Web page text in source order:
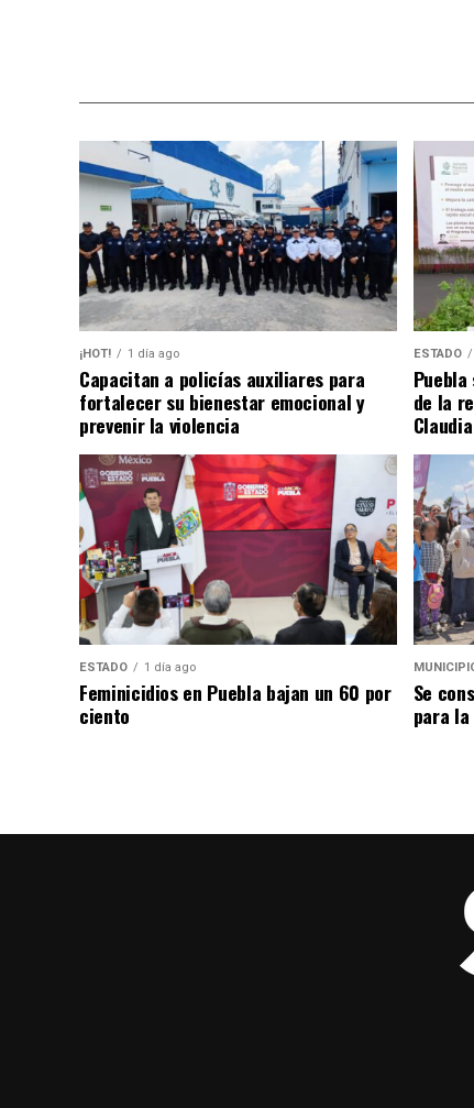
¡HOT! 1 día ago
Capacitan a policías auxiliares para
fortalecer su bienestar emocional y
prevenir la violencia
ESTADO
de la
ESTADO 1 día ago
Feminicidios en Puebla bajan un 60 por
ciento
Se
para